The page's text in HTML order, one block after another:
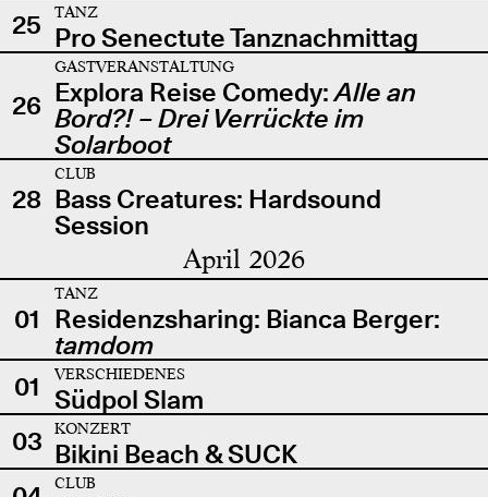
25
TANZ
Pro Senectute Tanznachmittag
26
GASTVERANSTALTUNG
Explora Reise Comedy:Alle an
Bord?! – Drei Verrückte im
Solarboot
28
CLUB
Bass Creatures: Hardsound
Session
April 2026
01
TANZ
Residenzsharing: Bianca Berger:
tamdom
01
VERSCHIEDENES
Südpol Slam
03
KONZERT
Bikini Beach & SUCK
CLUB